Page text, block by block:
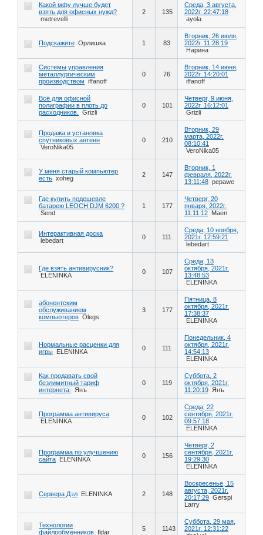
Какой мфу лучше будет
взять для офисных нужд?
metrevelli
2 135
Среда, 3 августа,
2022г. 22:47:18
ayola
Подскажите Орлишка 1 83
Вторник, 26 июля,
2022г. 11:28:19
Нарина
Системы управления
металлургическим
производством
iffanoff
0 76
Вторник, 14 июня,
2022г. 14:20:01
iffanoff
Всё для офисной
полиграфии в плоть до
расходников.
Grizli
0 101
Четверг, 9 июня,
2022г. 16:12:01
Grizli
Продажа и установка
спутниковых антенн
VeroNika05
0 210
Вторник, 29
марта, 2022г.
08:10:41
VeroNika05
У меня старый компьютер
есть xoheg 2 147
Вторник, 1
февраля, 2022г.
13:11:48 pepawe
Где купить подешевле
батарею LEOCH DJM 6200 ?
Send
1 177
Четверг, 20
января, 2022г.
11:11:12 Maen
Интерактивная доска
lebedart
0 111
Среда, 10 ноября,
2021г. 12:59:21
lebedart
Где взять антивирусник?
ELENINKA
0 107
Среда, 13
октября, 2021г.
13:48:53
ELENINKA
абонентским
обслуживанием
компьютеров Olegs
3 177
Пятница, 8
октября, 2021г.
17:38:37
ELENINKA
Нормальные расценки для
игры ELENINKA 0 111
Понедельник, 4
октября, 2021г.
14:54:13
ELENINKA
Как продавать свой
безлимитный тариф
интернета.
Янъ
0 119
Суббота, 2
октября, 2021г.
11:20:19 Янъ
Программа антивируса
ELENINKA
0 102
Среда, 22
сентября, 2021г.
09:57:18
ELENINKA
Программа по улучшению
сайта ELENINKA 0 156
Четверг, 2
сентября, 2021г.
19:29:30
ELENINKA
Сервера Дэл ELENINKA 2 148
Воскресенье, 15
августа, 2021г.
20:17:29 Gerspi
Larry
Технологии
файлообменников Ildar 5 1143
Суббота, 29 мая,
2021г. 12:31:22